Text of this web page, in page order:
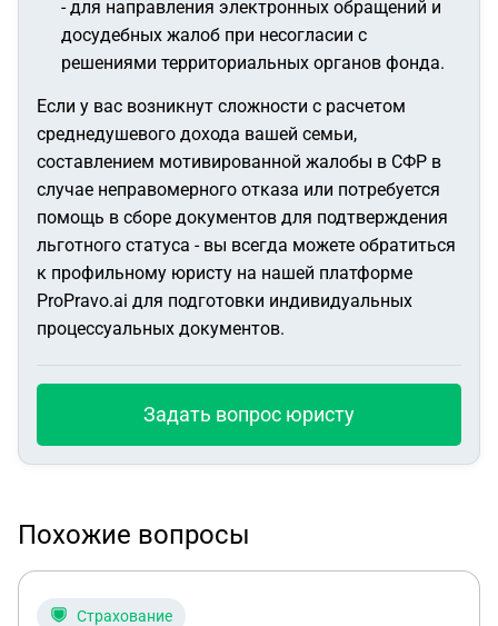
- для направления электронных обращений и
досудебных жалоб при несогласии с
решениями территориальных органов фонда.
Если у вас возникнут сложности с расчетом
среднедушевого дохода вашей семьи,
составлением мотивированной жалобы в СФР в
случае неправомерного отказа или потребуется
помощь в сборе документов для подтверждения
льготного статуса - вы всегда можете обратиться
к профильному юристу на нашей платформе
ProPravo.ai для подготовки индивидуальных
процессуальных документов.
Задать вопрос юристу
Похожие вопросы
Страхование